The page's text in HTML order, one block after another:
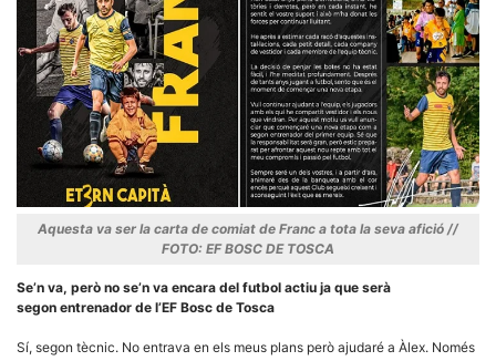
Aquesta va ser la carta de comiat de Franc a tota la seva afició //
FOTO: EF BOSC DE TOSCA
Se’n va, però no se’n va encara del futbol actiu ja que serà
segon entrenador de l’EF Bosc de Tosca
Sí, segon tècnic. No entrava en els meus plans però ajudaré a Àlex. Només